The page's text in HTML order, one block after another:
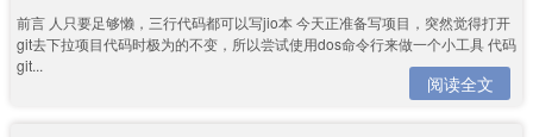
前言 人只要足够懒，三行代码都可以写jio本 今天正准备写项目，突然觉得打开
git去下拉项目代码时极为的不变，所以尝试使用dos命令行来做一个小工具 代码
git...
阅读全文